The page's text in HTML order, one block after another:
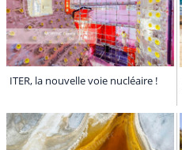
ITER, la nouvelle voie nucléaire !